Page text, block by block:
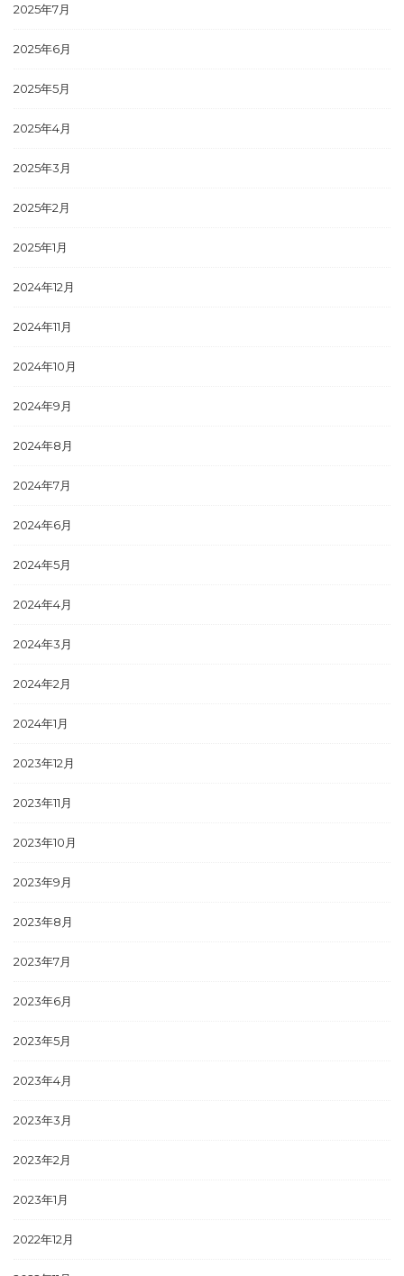
2025年7月
2025年6月
2025年5月
2025年4月
2025年3月
2025年2月
2025年1月
2024年12月
2024年11月
2024年10月
2024年9月
2024年8月
2024年7月
2024年6月
2024年5月
2024年4月
2024年3月
2024年2月
2024年1月
2023年12月
2023年11月
2023年10月
2023年9月
2023年8月
2023年7月
2023年6月
2023年5月
2023年4月
2023年3月
2023年2月
2023年1月
2022年12月